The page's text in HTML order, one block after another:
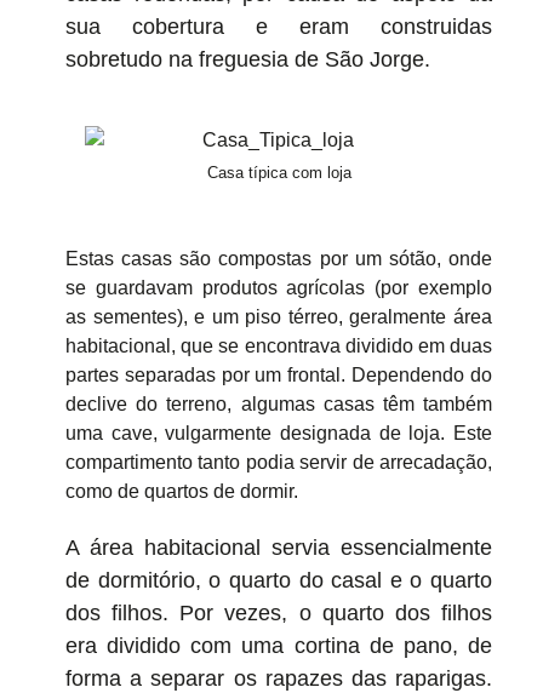
sua cobertura e eram construidas
sobretudo na freguesia de São Jorge.
Casa típica com loja
Estas casas são compostas por um sótão, onde
se guardavam produtos agrícolas (por exemplo
as sementes), e um piso térreo, geralmente área
habitacional, que se encontrava dividido em duas
partes separadas por um frontal. Dependendo do
declive do terreno, algumas casas têm também
uma cave, vulgarmente designada de loja. Este
compartimento tanto podia servir de arrecadação,
como de quartos de dormir.
A área habitacional servia essencialmente
de dormitório, o quarto do casal e o quarto
dos filhos. Por vezes, o quarto dos filhos
era dividido com uma cortina de pano, de
forma a separar os rapazes das raparigas.